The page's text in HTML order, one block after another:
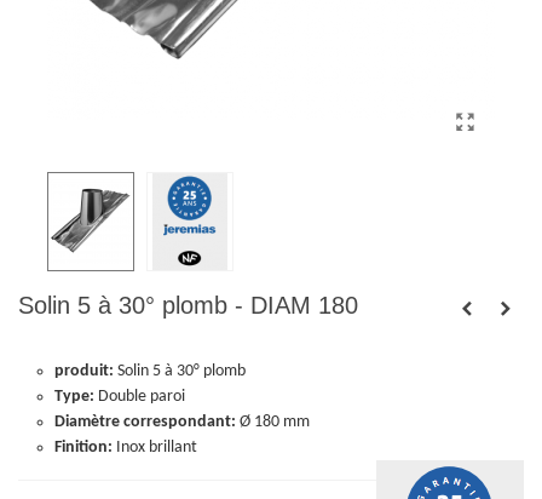
Solin 5 à 30° plomb - DIAM 180
produit: Solin 5 à 30° plomb
Type: Double paroi
Diamètre correspondant: Ø 180 mm
Finition: Inox brillant